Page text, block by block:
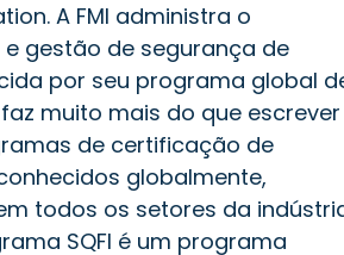
A FMI administra o
gestão de segurança de
por seu programa global
muito mais do que
de certificação de
globalmente,
todos os setores da
SQFI é um programa